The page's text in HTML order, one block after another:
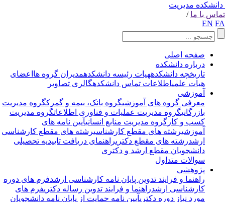
مدیریت
با ما /
EN
صفحه اصلی
درباره دانشکده
تاریخچه دانشکدههیات رئیسه دانشکدهمدیران گروه هااعضای
هیات علمیاطلاعات تماس دانشکدهگالری تصاویر
آموزشی
معرفی گروه های آموزشیگروه بانک، بیمه و گمرک گروه مدیریت
بازرگانیگروه مدیریت عملیات و فناوری اطلاعاتگروه مدیریت
کسب و کارگروه مدیریت منابع انسانیآیین نامه های
آموزشیرشته های مقطع کارشناسیرشته های مقطع کارشناسی
ارشدرشته های مقطع دکتریراهنمای دریافت تاییدیه تحصیلی
دانشجویان مقطع ارشد و دکتری
سوالات متداول
پژوهشی
راهنما و فرایند تدوین پایان نامه کارشناسی ارشدفرم های دوره
کارشناسی ارشدراهنما و فرایند تدوین رساله دکتریفرم های
مورد نیاز دوره دکتریآیین نامه حمایت از پایان نامه دانشجویان